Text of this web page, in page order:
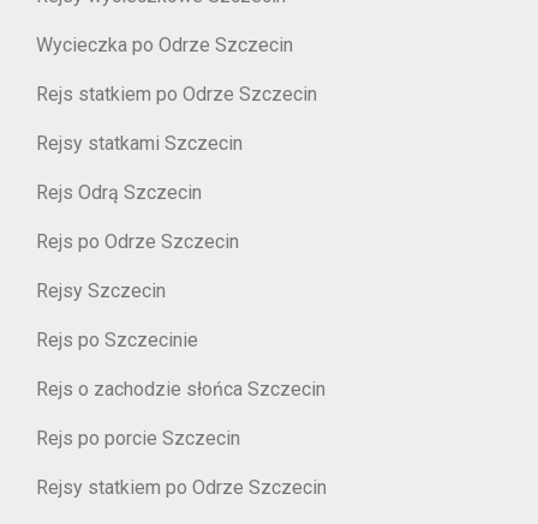
Wycieczka po Odrze Szczecin
Rejs statkiem po Odrze Szczecin
Rejsy statkami Szczecin
Rejs Odrą Szczecin
Rejs po Odrze Szczecin
Rejsy Szczecin
Rejs po Szczecinie
Rejs o zachodzie słońca Szczecin
Rejs po porcie Szczecin
Rejsy statkiem po Odrze Szczecin